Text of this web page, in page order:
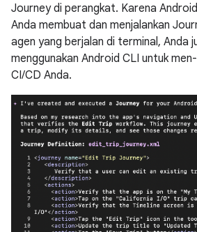
Journey di perangkat. Karena
Anda membuat dan menjalankan
agen yang berjalan di terminal, Anda
menggunakan Android CLI untuk
CI/CD Anda.